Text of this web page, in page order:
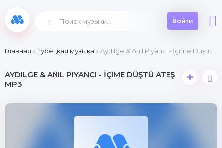
Войти
Главная »Турецкая музыка » Aydilge & Anıl Piyancı - İçime Düştü Ateş
AYDILGE & ANIL PIYANCI - İÇIME DÜŞTÜ ATEŞ
MP3
+